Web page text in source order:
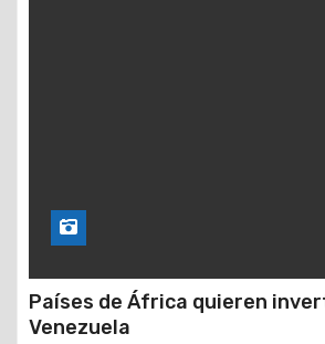
Países de África quieren
Venezuela